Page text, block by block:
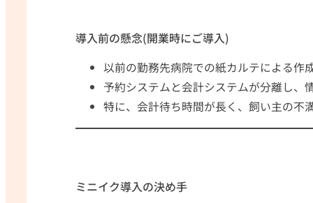
導入前の懸念(開業時にご導入)
以前の勤務先病院での紙カルテによる作
予約システムと会計システムが分離し、
特に、会計待ち時間が長く、飼い主の不
ミニイク導入の決め手